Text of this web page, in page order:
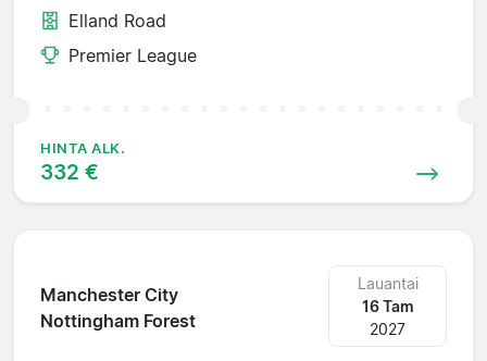
Elland Road
Premier League
HINTA ALK.
332 €
Manchester City
Nottingham Forest
Lauantai
16 Tam
2027